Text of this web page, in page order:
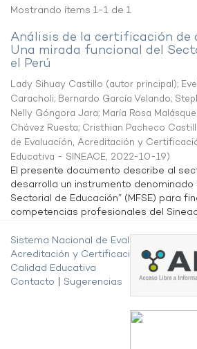
Mostrando ítems 1-1 de 1
Análisis de la certificación de
Una mirada funcional del
el Perú
Lady Sihuay Castillo (autor principal);
Caracholi; Bernardo García Velando;
Nelly Góngora Jara; María Rosa
Chávez Ruesta; Cristhian Pacheco
de Evaluación, Acreditación y
Educativa - SINEACE, 2022-10-19)
El presente documento describe al
desarrolla un instrumento denominado
Sectorial de Educación” (MFSE) para
competencias profesionales del
Sistema Nacional de Evaluación,
Acreditación y Certificación de la
Calidad Educativa
Contacto
Sugerencias